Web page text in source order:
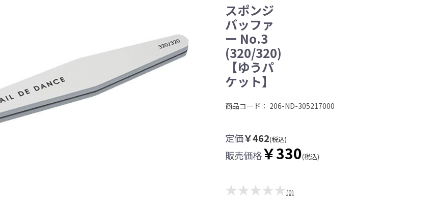
スポンジ
バッファ
ー No.3
(320/320)
【ゆうパ
ケット】
商品コード： 206-ND-305217000
定価￥462(税込)
販売価格￥330(税込)
★★★★★ (0)